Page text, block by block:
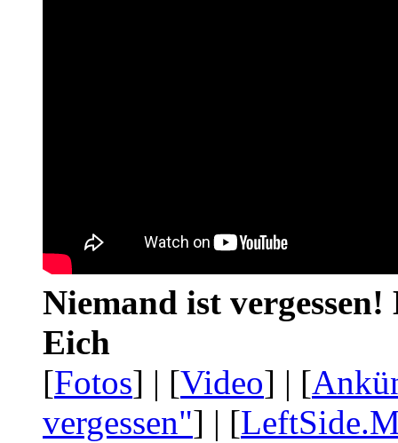
Niemand ist
Eich
[Fotos] | [Video] | [
vergessen"] | [